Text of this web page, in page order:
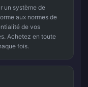
un système de
aux normes de
de vos
Achetez en toute
fois.